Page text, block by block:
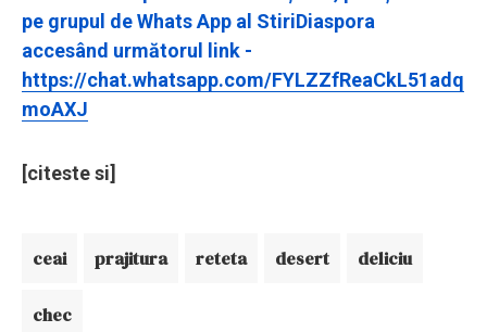
pe grupul de Whats App al StiriDiaspora
accesând următorul link -
https://chat.whatsapp.com/FYLZZfReaCkL51adq
moAXJ
[citeste si]
ceai prajitura reteta desert deliciu
chec